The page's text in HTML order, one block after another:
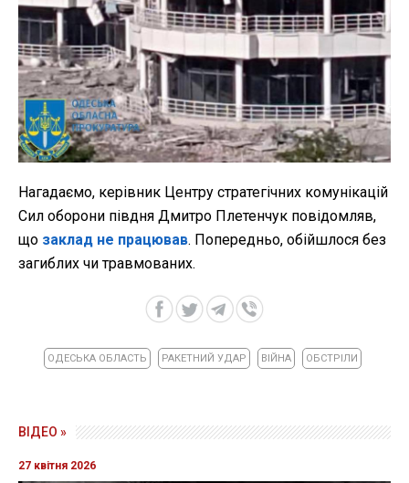
Нагадаємо, керівник Центру стратегічних комунікацій
Сил оборони півдня Дмитро Плетенчук повідомляв,
що заклад не працював. Попередньо, обійшлося без
загиблих чи травмованих.
ОДЕСЬКА ОБЛАСТЬ РАКЕТНИЙ УДАР ВІЙНА ОБСТРІЛИ
ВІДЕО »
27 квітня 2026